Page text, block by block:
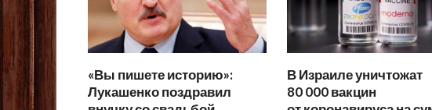
«Вы пишете историю»:
Лукашенко поздравил
В Израиле уничтожат
80 000 вакцин